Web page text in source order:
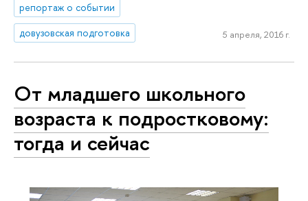
репортаж о событии
довузовская подготовка
5 апреля, 2016 г.
От младшего школьного
возраста к подростковому:
тогда и сейчас